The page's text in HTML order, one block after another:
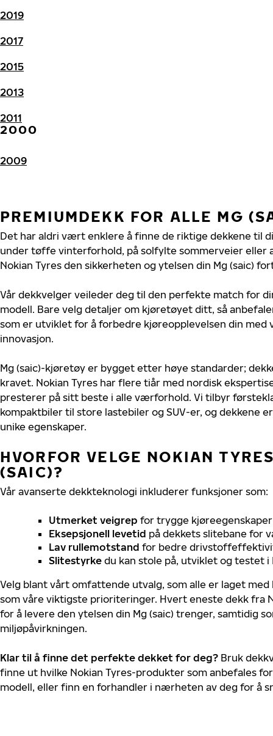
2019
2017
2015
2013
2011
2000
2009
PREMIUMDEKK FOR ALLE MG
Det har aldri vært enklere å finne de riktige dekkene til
under tøffe vinterforhold, på solfylte sommerveier eller
Nokian Tyres den sikkerheten og ytelsen din Mg (saic)
Vår dekkvelger veileder deg til den perfekte match for
modell. Bare velg detaljer om kjøretøyet ditt, så
som er utviklet for å forbedre kjøreopplevelsen din med
innovasjon.
Mg (saic)-kjøretøy er bygget etter høye standarder;
kravet. Nokian Tyres har flere tiår med nordisk
presterer på sitt beste i alle værforhold. Vi tilbyr
kompaktbiler til store lastebiler og SUV-er, og dekkene
unike egenskaper.
HVORFOR VELGE NOKIAN
(SAIC)?
Vår avanserte dekkteknologi inkluderer funksjoner som:
Utmerket veigrep for trygge
Eksepsjonell levetid på dekkets slitebane for
Lav rullemotstand for bedre
Slitestyrke du kan stole på, utviklet og testet i
Velg blant vårt omfattende utvalg, som alle er laget
som våre viktigste prioriteringer. Hvert eneste dekk fra
for å levere den ytelsen din Mg (saic) trenger, samtidig
miljøpåvirkningen.
Klar til å finne det perfekte dekket for deg? Bruk
finne ut hvilke Nokian Tyres-produkter som anbefales
modell, eller finn en forhandler i nærheten av deg for å